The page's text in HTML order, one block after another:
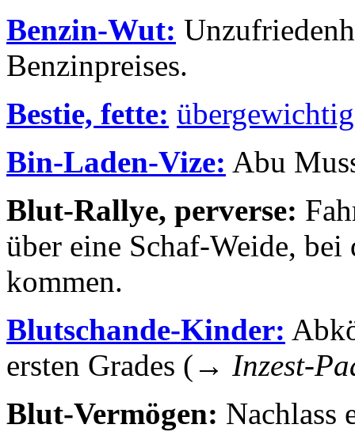
Benzin-Wut:
Benzinpreises.
Bestie, fette:
Bin-Laden-Vize: Abu
Blut-Rallye, perverse:
über eine Schaf-Weide, bei
kommen.
Blutschande-Kinder:
ersten Grades (→ Inzest-
Blut-Vermögen: Nachlass